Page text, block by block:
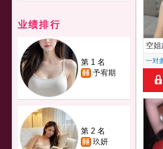
业绩排行
第 1 名
予宥期
第 2 名
玖妍
空姐
一对